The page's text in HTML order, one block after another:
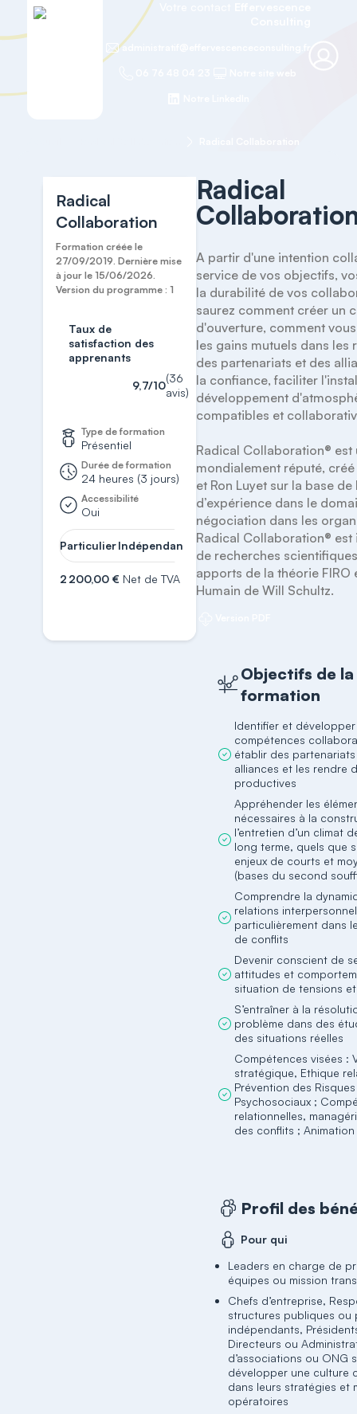
administratif@effervescenceconsulting.fr
Radical
Collaboration
Formation créée le
27/09/2019. Dernière mise
à jour le 15/06/2026.
Version du programme : 1
Taux de
satisfaction des
apprenants
9,7/10
(36
avis)
Type de formation
Présentiel
Durée de formation
24 heures (3 jours)
Accessibilité
Oui
ParticulierIndépendant EntrepriseDemander
un devis
2 200,00 € Net de TVA
Radical
A partir d'une intention
service de vos objectifs,
la durabilité de vos
saurez comment créer un
d'ouverture, comment
les gains mutuels dans les
des partenariats et des
la confiance, faciliter
développement
compatibles et
Radical Collaboration®
mondialement réputé,
et Ron Luyet sur la base
d’expérience dans le
négociation dans les
Radical Collaboration® est
de recherches
apports de la théorie FIRO
Humain de Will Schultz.
Objectifs de la
formation
Identifier et
compétences
établir des
alliances et les rendre
productives
Appréhender les
nécessaires à la
l’entretien d’un climat
long terme, quels que
enjeux de courts et
(bases du second
Comprendre la
relations
particulièrement dans
de conflits
Devenir conscient de
attitudes et
situation de tensions et
S’entraîner à la
problème dans des
des situations réelles
Compétences visées :
stratégique, Ethique
Prévention des Risques
Psychosociaux ;
relationnelles,
des conflits ;
Profil des
Pour qui
Leaders en charge de
équipes ou mission
Chefs d’entreprise,
structures publiques ou
indépendants,
Directeurs ou
d’associations ou ONG
développer une culture
dans leurs stratégies et
opératoires